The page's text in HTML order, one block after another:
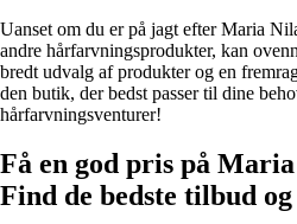
Uanset om du er på jagt efter Maria
andre hårfarvningsprodukter, kan
bredt udvalg af produkter og en
den butik, der bedst passer til dine
hårfarvningsventurer!
Få en god pris på
Find de bedste tilbud